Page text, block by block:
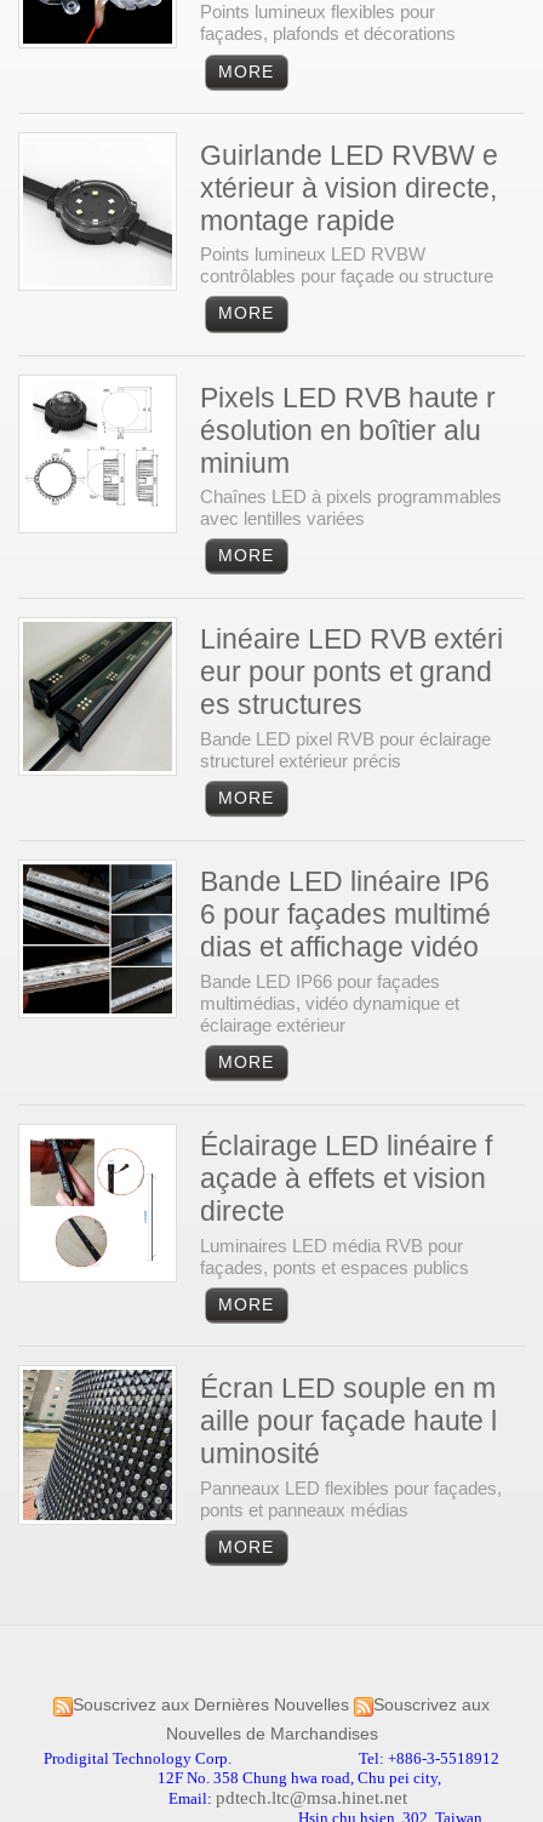
Points lumineux flexibles pour
façades, plafonds et décorations
Guirlande LED RVBW e
xtérieur à vision directe,
montage rapide
Points lumineux LED RVBW
contrôlables pour façade ou structure
Pixels LED RVB haute r
ésolution en boîtier alu
minium
Chaînes LED à pixels programmables
avec lentilles variées
Linéaire LED RVB extéri
eur pour ponts et grand
es structures
Bande LED pixel RVB pour éclairage
structurel extérieur précis
Bande LED linéaire IP6
6 pour façades multimé
dias et affichage vidéo
Bande LED IP66 pour façades
multimédias, vidéo dynamique et
éclairage extérieur
Éclairage LED linéaire f
açade à effets et vision
directe
Luminaires LED média RVB pour
façades, ponts et espaces publics
Écran LED souple en m
aille pour façade haute l
uminosité
Panneaux LED flexibles pour façades,
ponts et panneaux médias
Souscrivez aux Dernières Nouvelles
Souscrivez aux
Nouvelles de Marchandises
Prodigital Technology Corp. Tel: +886-3-5518912
12F No. 358 Chung hwa road, Chu pei city,
Email: pdtech.ltc@msa.hinet.net
Hsin chu hsien, 302, Taiwan